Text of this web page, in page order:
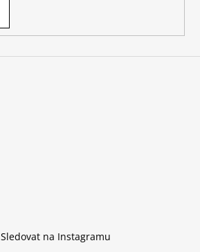
Sledovat na Instagramu